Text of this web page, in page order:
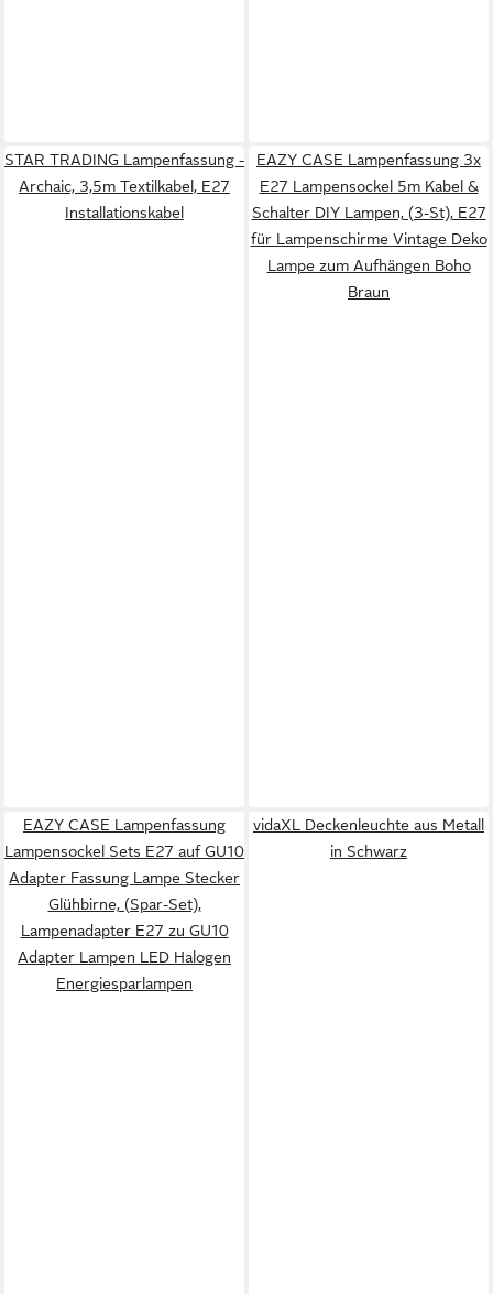
STAR TRADING Lampenfassung -
Archaic, 3,5m Textilkabel, E27
Installationskabel
EAZY CASE Lampenfassung 3x
E27 Lampensockel 5m Kabel &
Schalter DIY Lampen, (3-St), E27
für Lampenschirme Vintage Deko
Lampe zum Aufhängen Boho
Braun
EAZY CASE Lampenfassung
Lampensockel Sets E27 auf GU10
Adapter Fassung Lampe Stecker
Glühbirne, (Spar-Set),
Lampenadapter E27 zu GU10
Adapter Lampen LED Halogen
Energiesparlampen
vidaXL Deckenleuchte aus Metall
in Schwarz